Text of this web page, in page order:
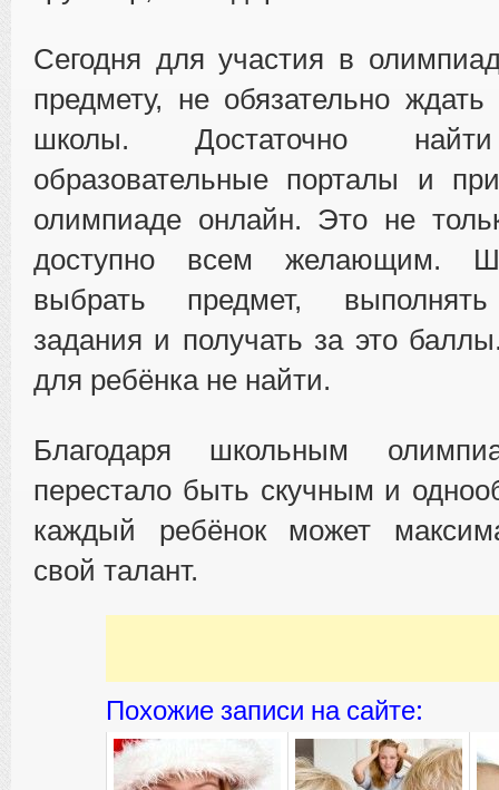
Сегодня для участия в
предмету, не обязательно
школы. Достаточно
образовательные порталы и
олимпиаде онлайн. Это не
доступно всем желающим.
выбрать предмет, выполнять
задания и получать за это
для ребёнка не найти.
Благодаря школьным
перестало быть скучным и
каждый ребёнок может
свой талант.
Похожие записи на сайте: